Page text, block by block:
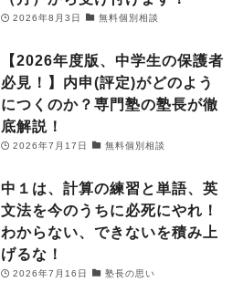
2026年8月3日 無料個別相談
【2026年度版、中学生の保護者
必見！】内申(評定)がどのよう
につくのか？専門塾の塾長が徹
底解説！
2026年7月17日 無料個別相談
中１は、計算の練習と単語、英
文法を今のうちに必死にやれ！
わからない、できないを積み上
げるな！
2026年7月16日 塾長の思い